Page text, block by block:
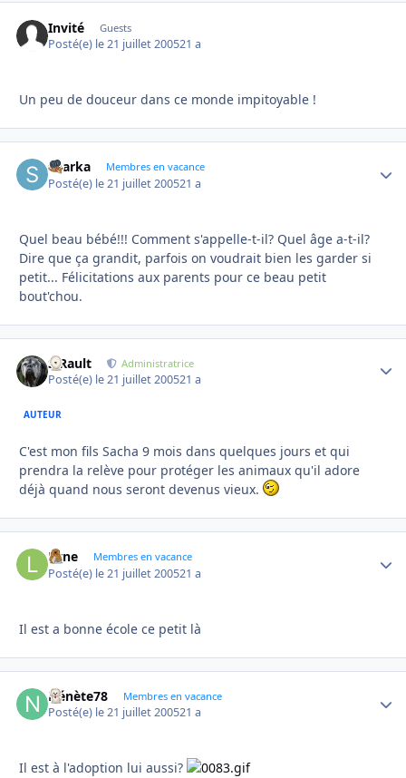
Invité Guests
Posté(e) le 21 juillet 200521 a
Un peu de douceur dans ce monde impitoyable !
sharka Membres en vacance
Posté(e) le 21 juillet 200521 a
Quel beau bébé!!! Comment s'appelle-t-il? Quel âge a-t-il?
Dire que ça grandit, parfois on voudrait bien les garder si
petit... Félicitations aux parents pour ce beau petit
bout'chou.
S.Rault Administratrice
Posté(e) le 21 juillet 200521 a
AUTEUR
C'est mon fils Sacha 9 mois dans quelques jours et qui
prendra la relève pour protéger les animaux qu'il adore
déjà quand nous seront devenus vieux.
Lyne Membres en vacance
Posté(e) le 21 juillet 200521 a
Il est a bonne école ce petit là
Nénète78 Membres en vacance
Posté(e) le 21 juillet 200521 a
Il est à l'adoption lui aussi?